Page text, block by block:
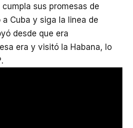
sus promesas de
Cuba y siga la linea de
desde que era
era y visitó la Habana, lo